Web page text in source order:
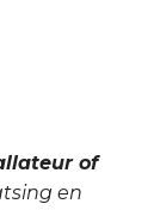
of
en